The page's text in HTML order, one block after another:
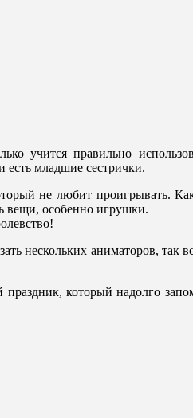
учится правильно
есть младшие сестрички.
не любит проигрывать.
вещи, особенно игрушки.
нескольких аниматоров, так
праздник, который надолго